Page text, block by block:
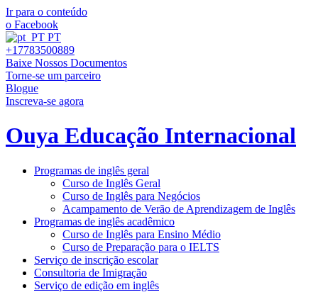
Ir para o conteúdo
o Facebook
PT
+17783500889
Baixe Nossos Documentos
Torne-se um parceiro
Blogue
Inscreva-se agora
Ouya Educação Internacional
Programas de inglês geral
Curso de Inglês Geral
Curso de Inglês para Negócios
Acampamento de Verão de Aprendizagem de Inglês
Programas de inglês acadêmico
Curso de Inglês para Ensino Médio
Curso de Preparação para o IELTS
Serviço de inscrição escolar
Consultoria de Imigração
Serviço de edição em inglês